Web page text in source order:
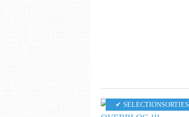
✔ SELECTIONSORTIES